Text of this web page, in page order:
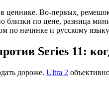
ценнике. Во-первых,
по цене, разница
по начинке и русскому
Series 11:
дороже. Ultra 2